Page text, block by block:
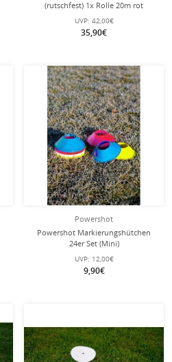
(rutschfest) 1x Rolle 20m rot
UVP: 42,00€
35,90€
Powershot
Powershot Markierungshütchen
24er Set (Mini)
UVP: 12,00€
9,90€